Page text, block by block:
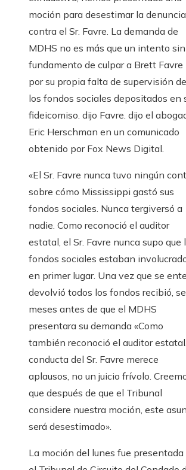
moción para desestimar la denuncia
contra el Sr. Favre. La demanda de
MDHS no es más que un intento sin
fundamento de culpar a Brett Favre
por su propia falta de supervisión de
los fondos sociales depositados en
fideicomiso. dijo Favre. dijo el
Eric Herschman en un comunicado
obtenido por Fox News Digital.
«El Sr. Favre nunca tuvo ningún
sobre cómo Mississippi gastó sus
fondos sociales. Nunca tergiversó a
nadie. Como reconoció el auditor
estatal, el Sr. Favre nunca supo que
fondos sociales estaban
en primer lugar. Una vez que se
devolvió todos los fondos recibió,
meses antes de que el MDHS
presentara su demanda «Como
también reconoció el auditor
conducta del Sr. Favre merece
aplausos, no un juicio frívolo.
que después de que el Tribunal
considere nuestra moción, este
será desestimado».
La moción del lunes fue presentada